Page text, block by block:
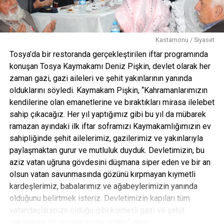
“Kastamonu kökleri M.Ö. 50’li yıllara dayanan geçmişe
sahip, biz de bu uygarlığın tarihini korumaya çalışıyoruz.
Kastamonu’nun hem manevi hem kültürel hem de fiziki
değerlerini korumak için ciddi bir çaba içerisine girdik.
2018 yılı Türk Dünyası Kültür Başkenti vesilesiyle hem Türk
dünyasıyla hem de ilimizdeki manevi atmosferde çok ciddi
çalışmalar yaptık. Kazakistan’ın Türkistan Hoca Ahmet
Yesevi’nin ortamından Kastamonu’daki Şeyh Şab’an-ı
Veli’nin manevi atmosferine bir köprü kurma gayreti
gösterdik. Elimizden gelen gayreti gösteriyor ve bu uğurda
da çalışmalarımızı sürdürüyoruz. Kadim bir şehir olan
Kastamonu’muzun manevi değerlerini hem de fiziki
değerlerini korumak için gerçekten ciddi bir çaba içine
girdiğimizi söyleyebilirim. Manevi değerlerimizin başında
önümüzdeki yıl vuslatının 450. yılını anacağımız Şeyh
Şab’an-ı Veli gelmektedir. Yine Kastamonu’da meftun bir
sürü evliyanın bu toprakları nasıl aydınlattığını nasıl ışıttığını
Kastamonu / Siyaset
Tosya’da bir restoranda gerçekleştirilen iftar programında
konuşan Tosya Kaymakamı Deniz Pişkin, devlet olarak her
zaman gazi, gazi aileleri ve şehit yakınlarının yanında
olduklarını söyledi. Kaymakam Pişkin, “Kahramanlarımızın
kendilerine olan emanetlerine ve bıraktıkları mirasa ilelebet
sahip çıkacağız. Her yıl yaptığımız gibi bu yıl da mübarek
ramazan ayındaki ilk iftar soframızı Kaymakamlığımızın ev
sahipliğinde şehit ailelerimiz, gazilerimiz ve yakınlarıyla
paylaşmaktan gurur ve mutluluk duyduk. Devletimizin, bu
aziz vatan uğruna gövdesini düşmana siper eden ve bir an
olsun vatan savunmasında gözünü kırpmayan kıymetli
kardeşlerimiz, babalarımız ve ağabeylerimizin yanında
olduğunu belirtmek isteriz. Devletimizin kapıları tüm